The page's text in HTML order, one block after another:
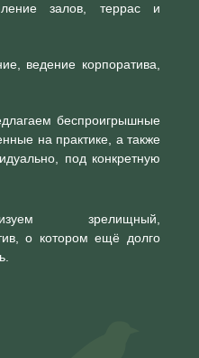
залов, террас и
ведение корпоратива,
беспроигрышные
на практике, а также
под конкретную
зрелищный,
о котором ещё долго